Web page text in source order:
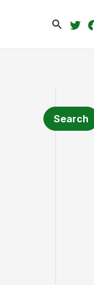
Search
Search